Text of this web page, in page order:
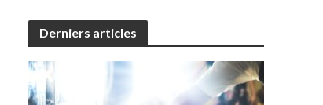
Derniers articles